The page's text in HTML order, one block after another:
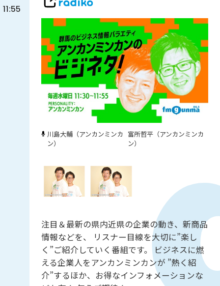
11:55
川島大輔（アンカンミンカ
ン）
富所哲平（アンカンミンカ
ン）
注目＆最新の県内近県の企業の動き、新商品
情報などを、 リスナー目線を大切に”楽し
く”ご紹介していく番組です。 ビジネスに燃
える企業人をアンカンミンカンが ”熱く紹
介”するほか、お得なインフォメーションな